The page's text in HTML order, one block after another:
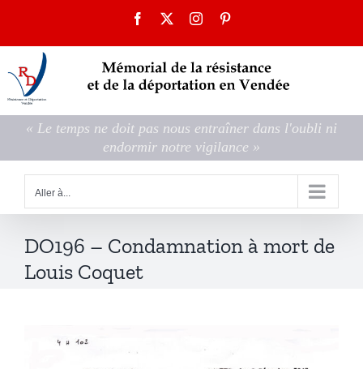
contenu
Facebook Instagram
« Le temps ne doit pas nous entraîner dans l'oubli ni
endormir notre vigilance »
Aller à...
DO196 – Condamnation à mort de
Louis Coquet